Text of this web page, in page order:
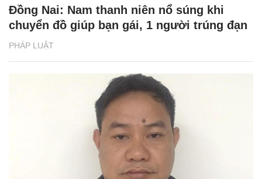
PHÁP LUẬT
Đồng Nai: Nam thanh niên nổ súng khi
chuyển đồ giúp bạn gái, 1 người trúng đạn